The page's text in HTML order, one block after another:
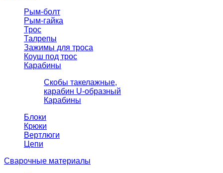
Рым-болт
Рым-гайка
Трос
Талрепы
Зажимы для троса
Коуш под трос
Карабины
Скобы такелажные,
карабин U-образный
Карабины
Блоки
Крюки
Вертлюги
Цепи
Сварочные материалы